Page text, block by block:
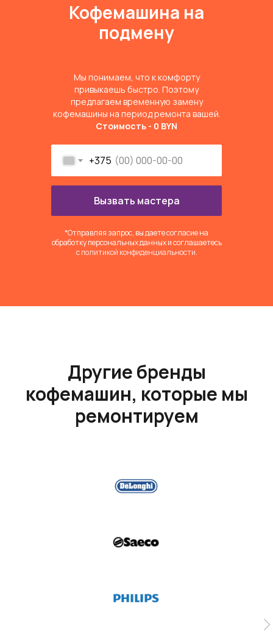
Мы понимаем, что к комфорту
привыкаешь быстро. Поэтому
предлагаем временную замену
кофемашины на период ремонта вашей.
Стоимость - 0 BYN
Кофемашина на
подмену
*Отправляя запрос, вы даете согласие на
обработку персональных данных и соглашаетесь
cполитикой конфиденциальности.
+375
Вызвать мастера
Другие бренды
кофемашин, которые мы
ремонтируем